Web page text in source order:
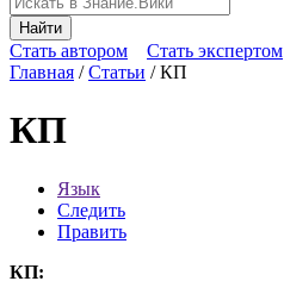
Найти
Стать автором
Стать экспертом
Главная /Статьи /КП
КП
Язык
Следить
Править
КП: